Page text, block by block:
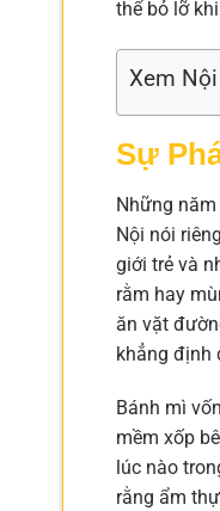
thể bỏ lỡ
Xem
Sự
Những
Nội nói
giới trẻ và
rằm hay
ăn vặt
khẳng định
Bánh mì
mềm xốp
lúc nào
rằng ẩm